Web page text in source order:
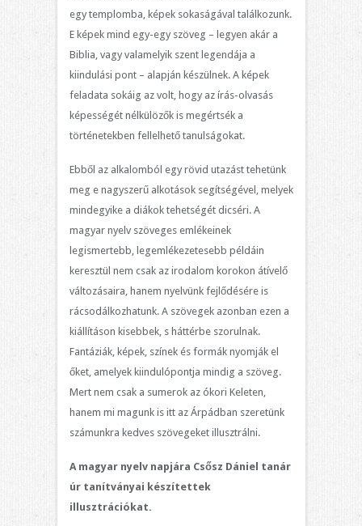
egy templomba, képek sokaságával találkozunk.
E képek mind egy-egy szöveg – legyen akár a
Biblia, vagy valamelyik szent legendája a
kiindulási pont – alapján készülnek. A képek
feladata sokáig az volt, hogy az írás-olvasás
képességét nélkülözők is megértsék a
történetekben fellelhető tanulságokat.
Ebből az alkalomból egy rövid utazást tehetünk
meg e nagyszerű alkotások segítségével, melyek
mindegyike a diákok tehetségét dicséri. A
magyar nyelv szöveges emlékeinek
legismertebb, legemlékezetesebb példáin
keresztül nem csak az irodalom korokon átívelő
változásaira, hanem nyelvünk fejlődésére is
rácsodálkozhatunk. A szövegek azonban ezen a
kiállításon kisebbek, s háttérbe szorulnak.
Fantáziák, képek, színek és formák nyomják el
őket, amelyek kiindulópontja mindig a szöveg.
Mert nem csak a sumerok az ókori Keleten,
hanem mi magunk is itt az Árpádban szeretünk
számunkra kedves szövegeket illusztrálni.
A magyar nyelv napjára Csősz Dániel tanár
úr tanítványai készítettek
illusztrációkat.